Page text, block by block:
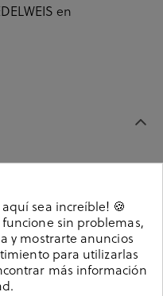
en
sea increíble! 🍪
sin problemas,
y mostrarte anuncios
para utilizarlas
más información
.